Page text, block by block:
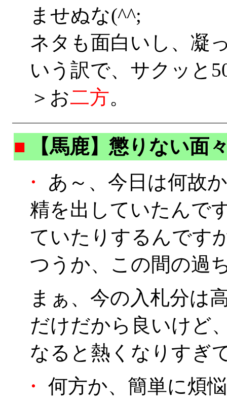
ませぬな(^^;
ネタも面白いし、
いう訳で、サクッと
＞お二方。
■
【馬鹿】懲りない面
・
あ～、今日は何故
精を出していたんで
ていたりするんです
つうか、この間の過
まぁ、今の入札分は
だけだから良いけど
なると熱くなりすぎ
・
何方か、簡単に煩